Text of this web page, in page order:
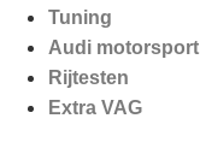
Tuning
Audi motorsport
Rijtesten
Extra VAG